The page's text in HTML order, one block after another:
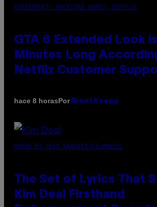
SCREENSHOT: ROCKSTAR GAMES, NETFLIX
GTA 6 Extended Look
Minutes Long
Netflix Customer
hace 8 horasPor Brent Koepp
PHOTO BY JEFF KRAVITZ/FILMMAGIC
The Set of Lyrics That
Kim Deal Firsthand